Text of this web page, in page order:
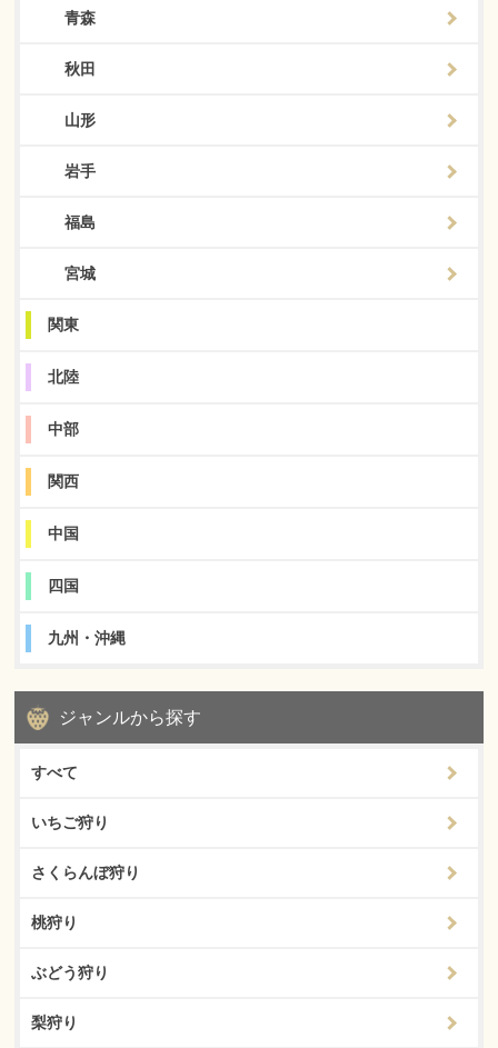
青森
秋田
山形
岩手
福島
宮城
関東
北陸
中部
関西
中国
四国
九州・沖縄
ジャンルから探す
すべて
いちご狩り
さくらんぼ狩り
桃狩り
ぶどう狩り
梨狩り